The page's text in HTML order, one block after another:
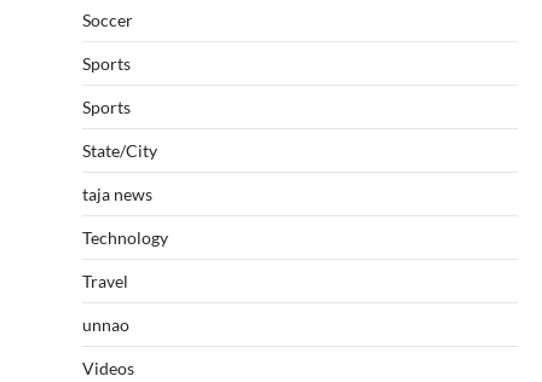
Soccer
Sports
Sports
State/City
taja news
Technology
Travel
unnao
Videos